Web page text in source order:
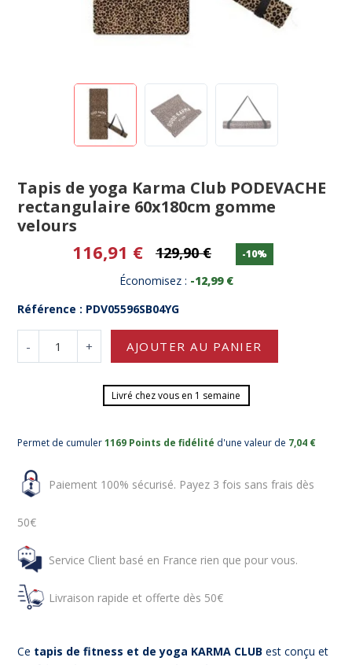
Tapis de yoga Karma Club PODEVACHE
rectangulaire 60x180cm gomme
velours
116,91 € 129,90 € -10%
Économisez : -12,99 €
Référence : PDV05596SB04YG
- + AJOUTER AU PANIER
Livré chez vous en 1 semaine
Permet de cumuler1169 Points de fidélité d'une valeur de 7,04 €
Paiement 100% sécurisé. Payez 3 fois sans frais dès
50€
Service Client basé en France rien que pour vous.
Livraison rapide et offerte dès 50€
Ce tapis de fitness et de yoga KARMA CLUBest conçu et